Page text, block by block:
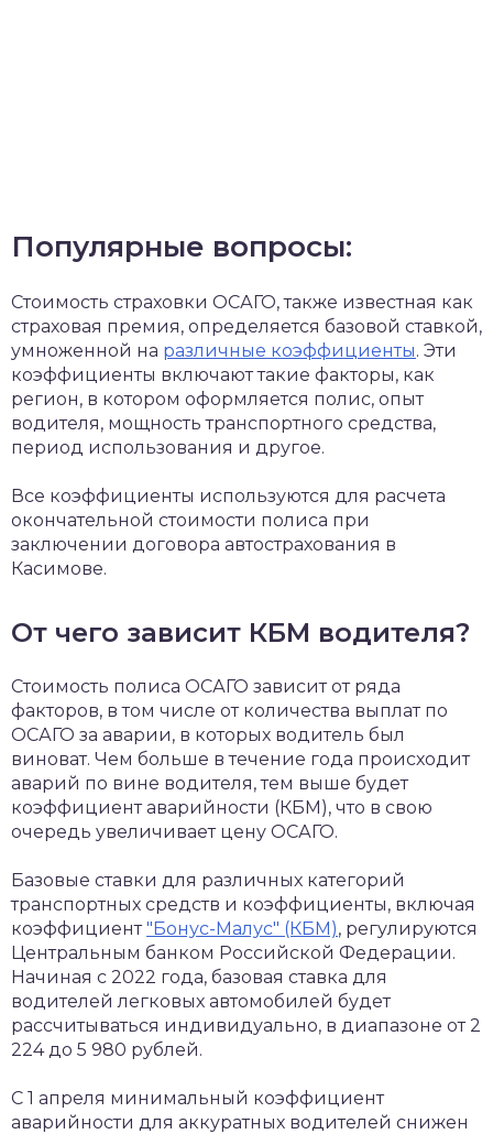
Популярные вопросы:
Стоимость страховки ОСАГО, также известная как
страховая премия, определяется базовой ставкой,
умноженной на различные коэффициенты. Эти
коэффициенты включают такие факторы, как
регион, в котором оформляется полис, опыт
водителя, мощность транспортного средства,
период использования и другое.
Все коэффициенты используются для расчета
окончательной стоимости полиса при
заключении договора автострахования в
Касимове.
От чего зависит КБМ водителя?
Стоимость полиса ОСАГО зависит от ряда
факторов, в том числе от количества выплат по
ОСАГО за аварии, в которых водитель был
виноват. Чем больше в течение года происходит
аварий по вине водителя, тем выше будет
коэффициент аварийности (КБМ), что в свою
очередь увеличивает цену ОСАГО.
Базовые ставки для различных категорий
транспортных средств и коэффициенты, включая
коэффициент"Бонус-Малус" (КБМ), регулируются
Центральным банком Российской Федерации.
Начиная с 2022 года, базовая ставка для
водителей легковых автомобилей будет
рассчитываться индивидуально, в диапазоне от 2
224 до 5 980 рублей.
С 1 апреля минимальный коэффициент
аварийности для аккуратных водителей снижен